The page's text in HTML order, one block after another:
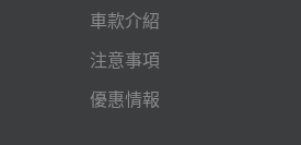
車款介紹
注意事項
優惠情報